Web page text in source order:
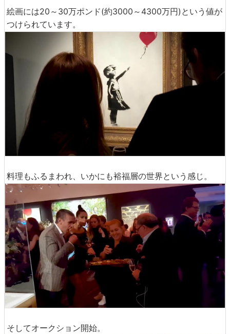
絵画には20～30万ポンド(約3000～4300万円)という値が
つけられています。
料理もふるまわれ、いかにも裕福層の世界という感じ。
そしてオークション開始。